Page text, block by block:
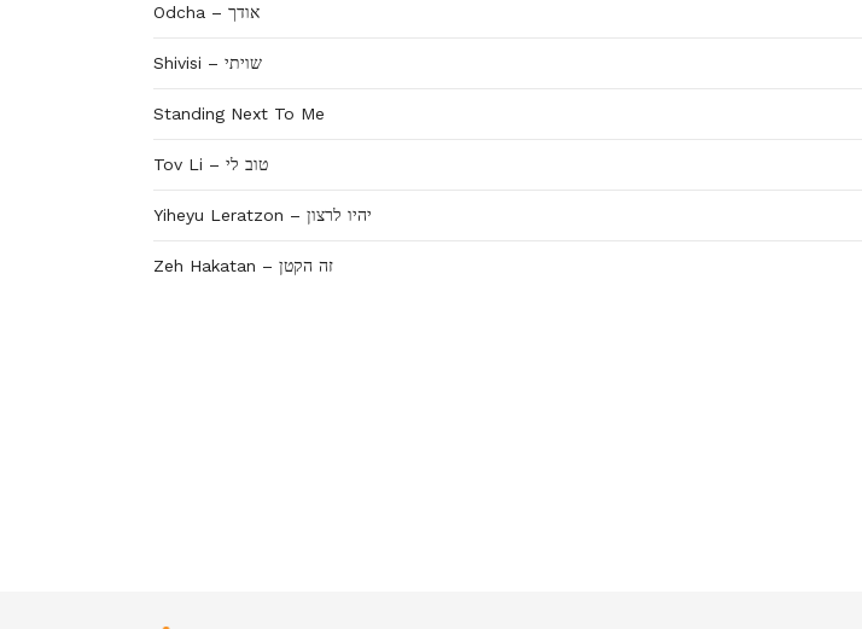
Odcha – אודך
Shivisi – שויתי
Standing Next To Me
Tov Li – טוב לי
Yiheyu Leratzon – יהיו לרצון
Zeh Hakatan – זה הקטן